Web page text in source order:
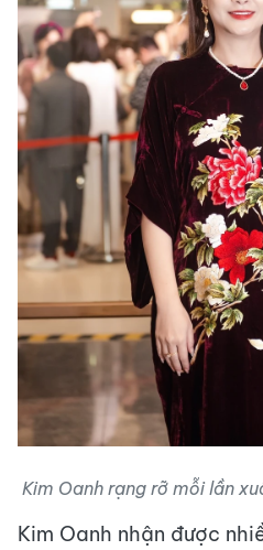
Kim Oanh rạng rỡ mỗi lần
Kim Oanh nhận được